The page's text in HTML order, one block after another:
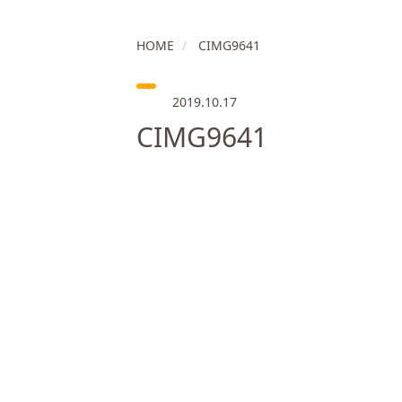
HOME CIMG9641
2019.10.17
CIMG9641